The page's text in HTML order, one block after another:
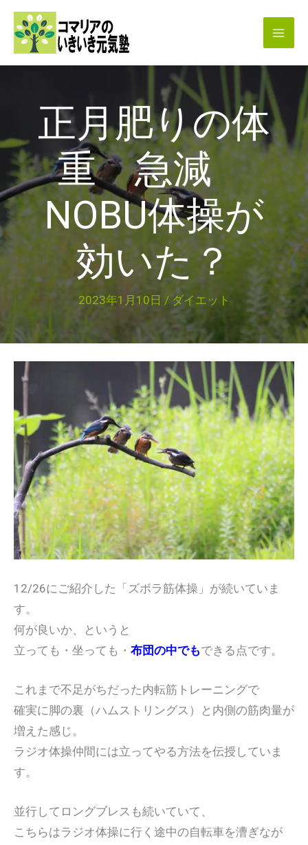
正月肥りの体
重 急減
NOBU体操が
効いた？
2023年1月10日 /ダイエット
12/26にご紹介した「ズボラ筋体操」が続いていま
す。
何が良いか、というと
立っても・坐っても・ 布団の中でもできる点です。
これまで不足がちだった内転筋トレーニングで
確実に脚の裏（ハムストリングス）と内側の筋肉量が
増えた感じ。
ラジオ体操仲間には立ってやる方法を伝授していま
す。
並行してロングブレスも続いていて、
こちらはラジオ体操に行く途中の自転車を漕ぎなが